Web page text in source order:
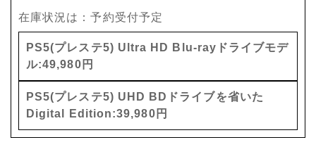
在庫状況は：予約受付予定
PS5(プレステ5) Ultra HD Blu-rayドライブモデ
ル:49,980円
PS5(プレステ5) UHD BDドライブを省いた
Digital Edition:39,980円